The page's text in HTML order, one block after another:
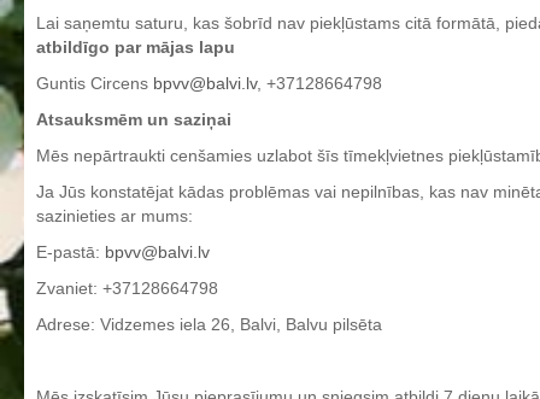
Šūto izstrādājumu ražošanas tehnoloģija
Frizieris
Klašu audzinātāju saraksts
Interešu izglītība un pulciņi
Mācību stundu norises laiki
Lai saņemtu saturu, kas šobrīd nav piekļūstams citā formātā,
atbildīgo par mājas lapu
Guntis Circens bpvv@balvi.lv, +37128664798
Atsauksmēm un saziņai
Mēs nepārtraukti cenšamies uzlabot šīs tīmekļvietnes
Ja Jūs konstatējat kādas problēmas vai nepilnības, kas nav
sazinieties ar mums:
E-pastā: bpvv@balvi.lv
Zvaniet: +37128664798
Adrese: Vidzemes iela 26, Balvi, Balvu pilsēta